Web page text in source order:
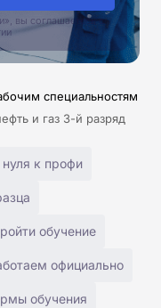
вы соглашаетесь с
специальностям
и газ 3-й разряд
к профи
обучение
официально
обучения